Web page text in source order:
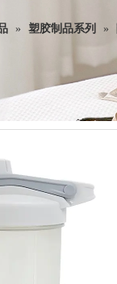
» 塑胶制品系列 »